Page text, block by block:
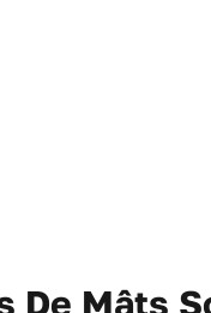
De Mâts